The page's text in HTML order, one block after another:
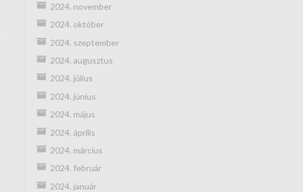
2024. november
2024. október
2024. szeptember
2024. augusztus
2024. július
2024. június
2024. május
2024. április
2024. március
2024. február
2024. január